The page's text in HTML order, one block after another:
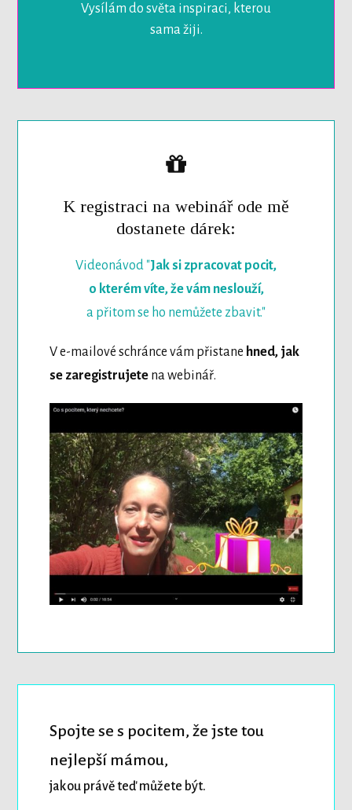
Vysílám do světa inspiraci, kterou
sama žiji.
K registraci na webinář ode mě
dostanete dárek:
Videonávod "Jak si zpracovat pocit,
o kterém víte, že vám neslouží,
a přitom se ho nemůžete zbavit."
V e-mailové schránce vám přistane hned, jak
se zaregistrujete na webinář.
Spojte se s pocitem, že jste tou
nejlepší mámou,
jakou právě teď můžete být.